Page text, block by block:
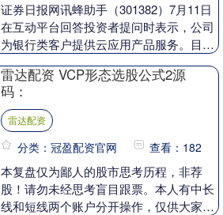
证券日报网讯蜂助手（301382）7月11日
在互动平台回答投资者提问时表示，公司
为银行类客户提供云应用产品服务。目
公司的部署....
雷达配资 VCP形态选股公式2源
码：
雷达配资
分类：冠盈配资官网 查看：182
本复盘仅为鄙人的股市思考历程，非荐
股！请勿未经思考盲目跟票。本人有中长
线和短线两个账户分开操作，仅供大家探